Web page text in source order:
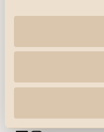
Kohokohdat
Ammattilaiset